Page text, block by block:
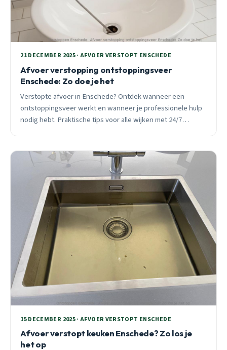
21 DECEMBER 2025 · AFVOER VERSTOPT ENSCHEDE
Afvoer verstopping ontstoppingsveer
Enschede: Zo doe je het
Verstopte afvoer in Enschede? Ontdek wanneer een
ontstoppingsveer werkt en wanneer je professionele hulp
nodig hebt. Praktische tips voor alle wijken met 24/7
15 DECEMBER 2025 · AFVOER VERSTOPT ENSCHEDE
Afvoer verstopt keuken Enschede? Zo los je
het op